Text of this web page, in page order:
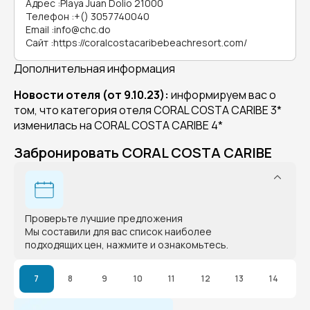
Адрес :Playa Juan Dolio 21000
Телефон :+() 3057740040
Email :info@chc.do
Сайт :https://coralcostacaribebeachresort.com/
Дополнительная информация
Новости отеля (от 9.10.23): информируем вас о
том, что категория отеля CORAL COSTA CARIBE 3*
изменилась на CORAL COSTA CARIBE 4*
Забронировать CORAL COSTA CARIBE
Проверьте лучшие предложения
Мы составили для вас список наиболее
подходящих цен, нажмите и ознакомьтесь.
7 8 9 10 11 12 13 14